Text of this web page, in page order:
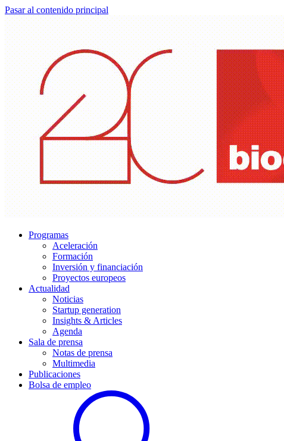
Pasar al contenido principal
Programas
Aceleración
Formación
Inversión y financiación
Proyectos europeos
Actualidad
Noticias
Startup generation
Insights & Articles
Agenda
Sala de prensa
Notas de prensa
Multimedia
Publicaciones
Bolsa de empleo